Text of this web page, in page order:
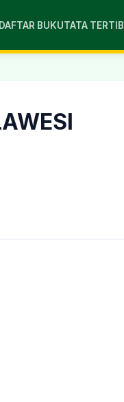
DAFTAR BUKUTATA TERTIB